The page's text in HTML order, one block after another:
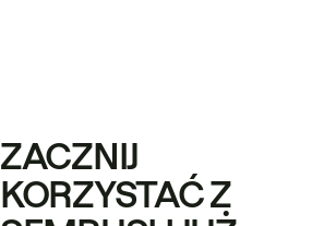
ZACZNIJ
KORZYSTAĆ Z